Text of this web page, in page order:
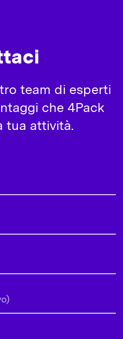
team di esperti
che 4Pack
tua attività.